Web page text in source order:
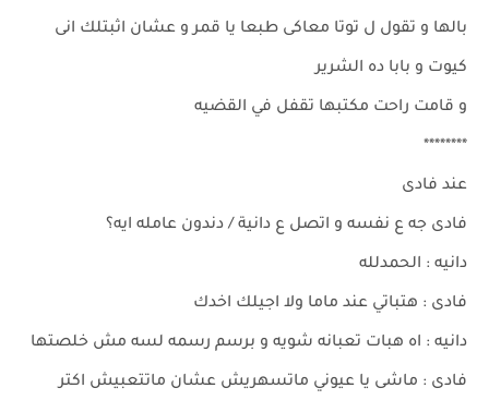
بالها و تقول ل توتا معاكى طبعا يا قمر و عشان اثبتلك انى
كيوت و بابا ده الشرير
و قامت راحت مكتبها تقفل في القضيه
********
عند فادى
فادى جه ع نفسه و اتصل ع دانية / دندون عامله ايه؟
دانيه : الحمدلله
فادى : هتباتي عند ماما ولا اجيلك اخدك
دانيه : اه هبات تعبانه شويه و برسم رسمه لسه مش خلصتها
فادى : ماشى يا عيوني ماتسهريش عشان ماتتعبيش اكتر